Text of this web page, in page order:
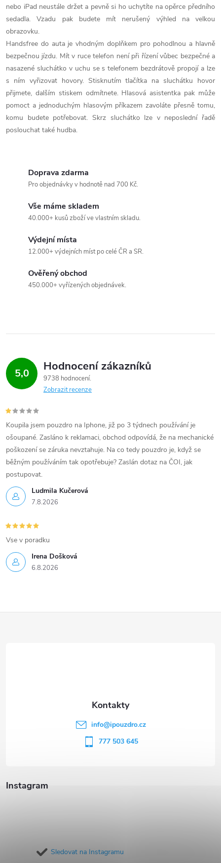
nebo iPad neustále držet a pevně si ho uchytíte na opěrce předního
sedadla. Vzadu pak budete mít nerušený výhled na velkou
obrazovku.
Handsfree do auta je vhodným doplňkem pro pohodlnou a hlavně
bezpečnou jízdu. Mít v ruce telefon není při řízení vůbec bezpečné a
nasazené sluchátko v uchu se s telefonem bezdrátově propojí a lze
s ním vyřizovat hovory. Stisknutím tlačítka na sluchátku hovor
přijmete, dalším stiskem odmítnete. Hlasová asistentka pak může
pomoct a jednoduchým hlasovým příkazem zavoláte přesně tomu,
komu budete potřebovat. Skrz sluchátko lze v neposlední řadě
poslouchat také hudba.
Doprava zdarma
Pro objednávky v hodnotě nad 700 Kč.
Vše máme skladem
40.000+ kusů zboží ve vlastním skladu.
Výdejní místa
12.000+ výdejních míst po celé ČR a SR.
Ověřený obchod
450.000+ vyřízených objednávek.
5,0 Hodnocení zákazníků
9738 hodnocení
Zobrazit recenze
Ludmila Kučerová
7.8.2026
Koupila jsem pouzdro na Iphone, již po 3 týdnech používání je
ošoupané. Zasláno k reklamaci, obchod odpovídá, že na mechanické
poškození se záruka nevztahuje. Na co tedy pouzdro je, když se
běžným používáním tak opotřebuje? Zaslán dotaz na ČOI, jak
postupovat.
Irena Došková
6.8.2026
Vse v poradku
Instagram
Sledovat na Instagramu
info@ipouzdro.cz
777 503 645